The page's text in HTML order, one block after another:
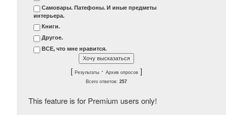
Самовары. Патефоны. И иные предметы
интерьера.
Книги.
Другое.
ВСЕ, что мне нравится.
[Результаты ·Архив опросов ]
Всего ответов:257
This feature is for Premium users only!